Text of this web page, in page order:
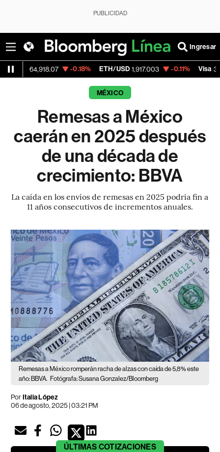
PUBLICIDAD
Ingresar
-0.18% ETH/USD 1,917.003 -0.11% Visa 362.50 -
MÉXICO
Remesas a México
caerán en 2025 después
de una década de
crecimiento: BBVA
La caída en los envíos de remesas en 2025 podría fin a
11 años consecutivos de incrementos anuales.
Remesas a México romperán racha de alzas con caída de 5,8% este
año: BBVA. Fotógrafa: Susana Gonzalez/Bloomberg
PorItalia López
06 de agosto, 2025 | 03:21 PM
ÚLTIMAS COTIZACIONES